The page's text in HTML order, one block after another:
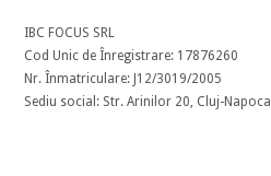
IBC FOCUS SRL
Cod Unic de Înregistrare: 17876260
Nr. Înmatriculare: J12/3019/2005
Sediu social: Str. Arinilor 20, Cluj-Napoca